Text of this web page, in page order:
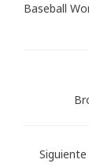
Baseball
Siguiente